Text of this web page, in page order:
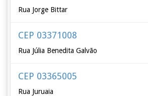
Rua Jorge Bittar
CEP 03371008
Rua Júlia Benedita Galvão
CEP 03365005
Rua Juruaia